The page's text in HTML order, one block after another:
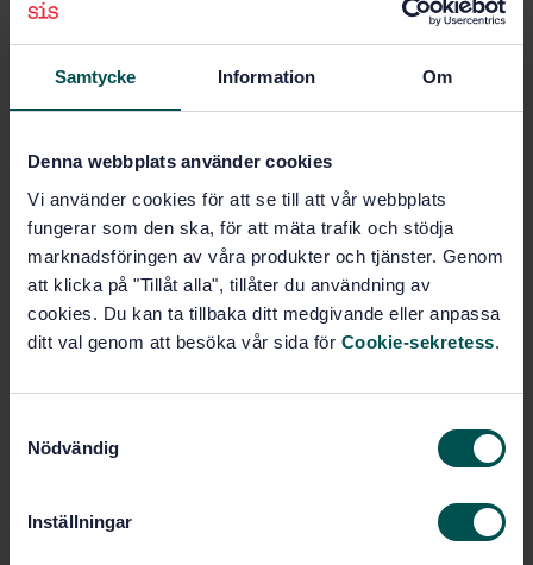
Samtycke Information Om
Denna webbplats använder cookies
Vi använder cookies för att se till att vår webbplats
fungerar som den ska, för att mäta trafik och stödja
marknadsföringen av våra produkter och tjänster. Genom
att klicka på "Tillåt alla", tillåter du användning av
cookies. Du kan ta tillbaka ditt medgivande eller anpassa
ditt val genom att besöka vår sida för Cookie-sekretess.
Nödvändig
Inställningar
PDF
Add to cart
Show more
Language: English
Svenska institutet för
standarder
Edition:1
Replaced by: